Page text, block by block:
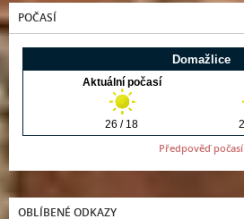
POČASÍ
Předpověď počasí
OBLÍBENÉ ODKAZY